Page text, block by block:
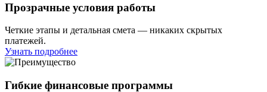
Прозрачные условия работы
Четкие этапы и детальная смета — никаких скрытых
платежей.
Узнать подробнее
Гибкие финансовые программы